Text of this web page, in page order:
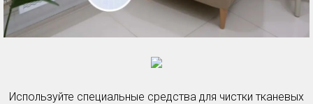
Используйте специальные средства для чистки тканевых